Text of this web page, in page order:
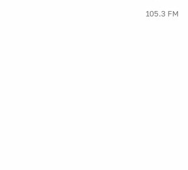
105.3 FM